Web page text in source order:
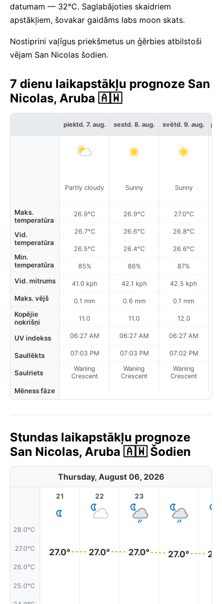
datumam — 32°C. Saglabājoties skaidriem
apstākļiem, šovakar gaidāms labs moon skats.
Nostiprini vaļīgus priekšmetus un ģērbies atbilstoši
vējam San Nicolas šodien.
7 dienu laikapstākļu prognoze San
Nicolas, Aruba 🇦🇼
Maks.
temperatūra
Vid.
temperatūra
Min.
temperatūra
Vid. mitrums
Maks. vējš
Kopējie
nokrišņi
UV indekss
Saullēkts
Saulriets
Mēness fāze
piektd. 7. aug.
Partly cloudy
26.9°C
26.7°C
26.5°C
85%
41.0 kph
0.1 mm
11.0
06:27 AM
07:03 PM
Waning
Crescent
sestd. 8. aug.
Sunny
26.9°C
26.6°C
26.4°C
86%
42.1 kph
0.6 mm
11.0
06:27 AM
07:03 PM
Waning
Crescent
svētd. 9. aug.
Sunny
27.0°C
26.8°C
26.6°C
87%
42.5 kph
0.1 mm
12.0
06:27 AM
07:02 PM
Waning
Crescent
Stundas laikapstākļu prognoze
San Nicolas, Aruba 🇦🇼 Šodien
Thursday, August 06, 2026
28.0°C
27.0°C
26.0°C
25.0°C
21
27.0°
22
27.0°
23
27.0° 27.0°